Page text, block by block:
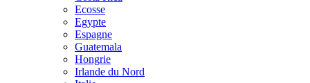
Ecosse
Egypte
Espagne
Guatemala
Hongrie
Irlande du Nord